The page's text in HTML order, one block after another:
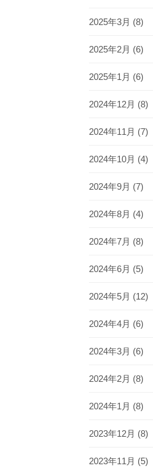
2025年3月 (8)
2025年2月 (6)
2025年1月 (6)
2024年12月 (8)
2024年11月 (7)
2024年10月 (4)
2024年9月 (7)
2024年8月 (4)
2024年7月 (8)
2024年6月 (5)
2024年5月 (12)
2024年4月 (6)
2024年3月 (6)
2024年2月 (8)
2024年1月 (8)
2023年12月 (8)
2023年11月 (5)